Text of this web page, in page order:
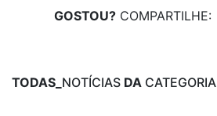
GOSTOU?COMPARTILHE:
TODAS_ NOTÍCIAS DA CATEGORIA